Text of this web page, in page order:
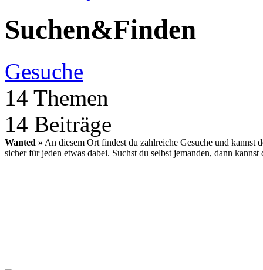
Suchen&Finden
Gesuche
14 Themen
14 Beiträge
Wanted » An diesem Ort findest du zahlreiche Gesuche und
sicher für jeden etwas dabei. Suchst du selbst jemanden, dann